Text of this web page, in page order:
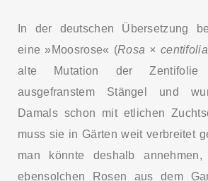
In der deutschen Übersetzung
eine »Moosrose« (Rosa × centifolia
alte Mutation der Zentifolie
ausgefranstem Stängel und
Damals schon mit etlichen
muss sie in Gärten weit verbreitet
man könnte deshalb
ebensolchen Rosen aus dem